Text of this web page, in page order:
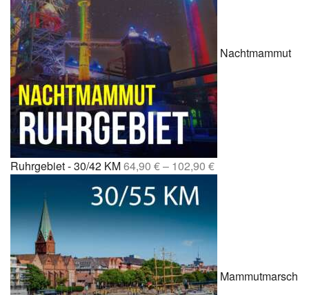
Nachtmammut
Ruhrgebiet - 30/42 KM64,90 €– 102,90 €
Mammutmarsch